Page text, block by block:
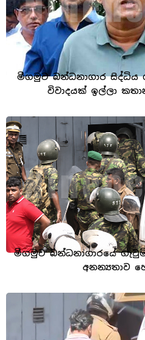
මීගමුව බන්ධනාගාර සිද්ධිය
විවාදයක් ඉල්ලා
මීගමුව බන්ධනාගාරයේ
අනන්‍යතාව